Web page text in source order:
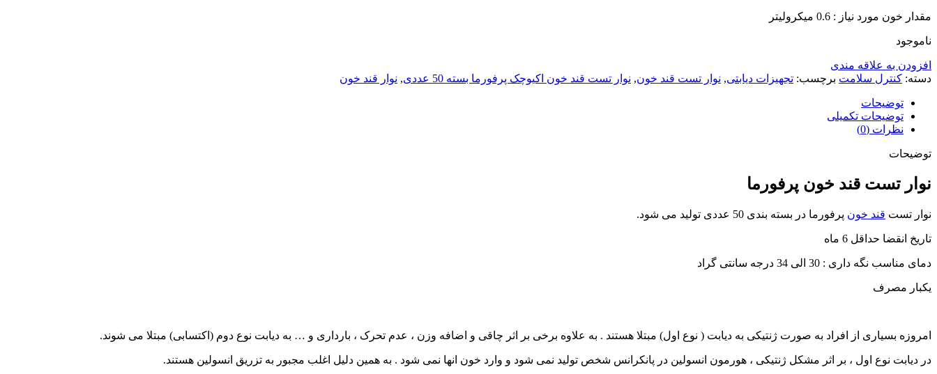
مقدار خون مورد نیاز : 0.6 میکرولیتر
ناموجود
افزودن به علاقه مندی
دسته: کنترل سلامت برچسب: تجهیزات دیابتی, نوار تست قند خون, نوار تست قند خون اکیوچک پرفورما بسته 50 عددی , نوار قند خون
توضیحات
توضیحات تکمیلی
نظرات (0)
توضیحات
نوار تست قند خون پرفورما
نوار تست قند خون پرفورما در بسته بندی 50 عددی تولید می شود.
تاریخ انقضا حداقل 6 ماه
دمای مناسب نگه داری : 30 الی 34 درجه سانتی گراد
یکبار مصرف
امروزه بسیاری از افراد به صورت ژنتیکی به دیابت ( نوع اول) مبتلا هستند . به علاوه برخی بر اثر چاقی و اضافه وزن ، عدم تحرک ، بارداری و … به دیابت نوع دوم (اکتسابی) مبتلا می شوند.
در دیابت نوع اول ، بر اثر مشکل ژنتیکی ، هورمون انسولین در پانکرانس شخص تولید نمی شود و وارد خون انها نمی شود . به همین دلیل اغلب مجبور به تزریق انسولین هستند.